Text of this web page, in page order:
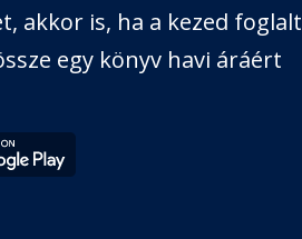
akkor is, ha a kezed foglalt
egy könyv havi áráért